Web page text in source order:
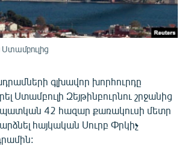
գլխավոր խորհուրդը
Ստամբուլի Զեյթինբուրնու շրջանից
42 հազար քառակուսի մետր
հայկական Սուրբ Փրկիչ